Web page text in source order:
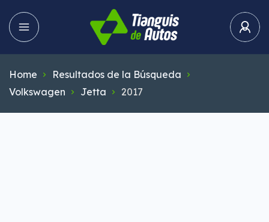
Home
Resultados de la Búsqueda
Volkswagen
Jetta 2017